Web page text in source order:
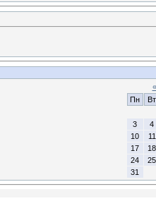
«
Пн
Вт
3
4
10
11
17
18
24
25
31